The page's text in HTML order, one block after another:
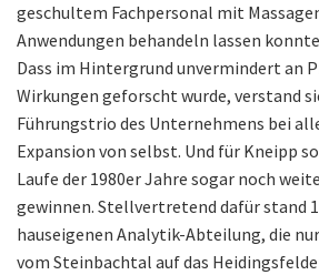
geschultem Fachpersonal mit
Anwendungen behandeln lassen
Dass im Hintergrund unvermindert an
Wirkungen geforscht wurde, verstand
Führungstrio des Unternehmens bei
Expansion von selbst. Und für Kneipp
Laufe der 1980er Jahre sogar noch
gewinnen. Stellvertretend dafür stand
hauseigenen Analytik-Abteilung, die
vom Steinbachtal auf das